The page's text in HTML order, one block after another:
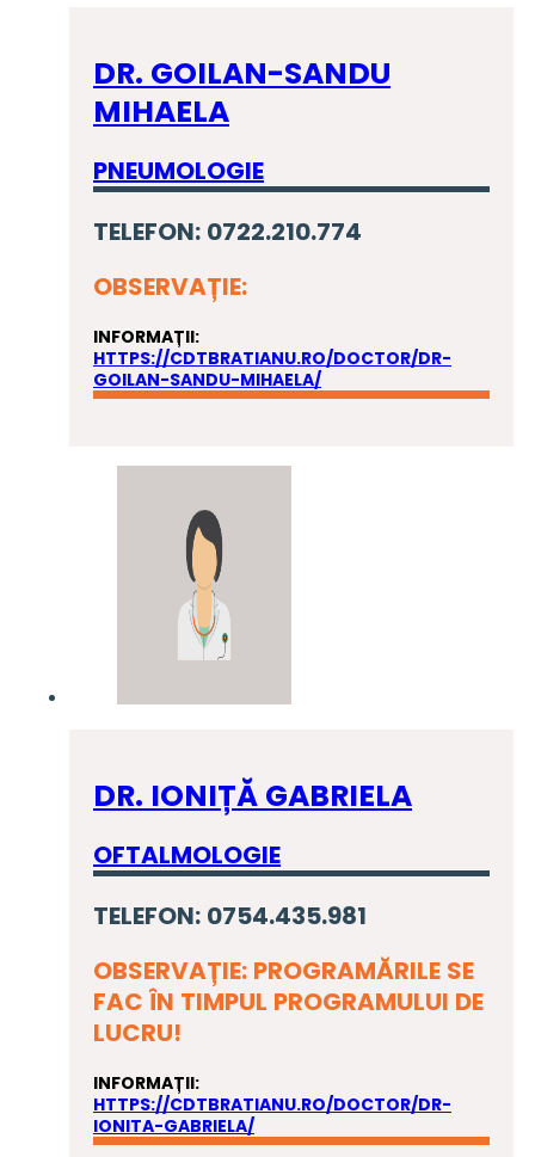
DR. GOILAN-SANDU
MIHAELA
PNEUMOLOGIE
TELEFON: 0722.210.774
OBSERVAȚIE:
INFORMAȚII:
HTTPS://CDTBRATIANU.RO/DOCTOR/DR-
GOILAN-SANDU-MIHAELA/
DR. IONIȚĂ GABRIELA
OFTALMOLOGIE
TELEFON: 0754.435.981
OBSERVAȚIE: PROGRAMĂRILE SE
FAC ÎN TIMPUL PROGRAMULUI DE
LUCRU!
INFORMAȚII:
HTTPS://CDTBRATIANU.RO/DOCTOR/DR-
IONITA-GABRIELA/